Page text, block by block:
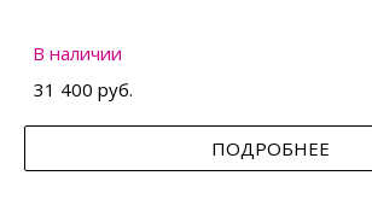
В наличии
31 400 руб.
ПОДРОБНЕЕ